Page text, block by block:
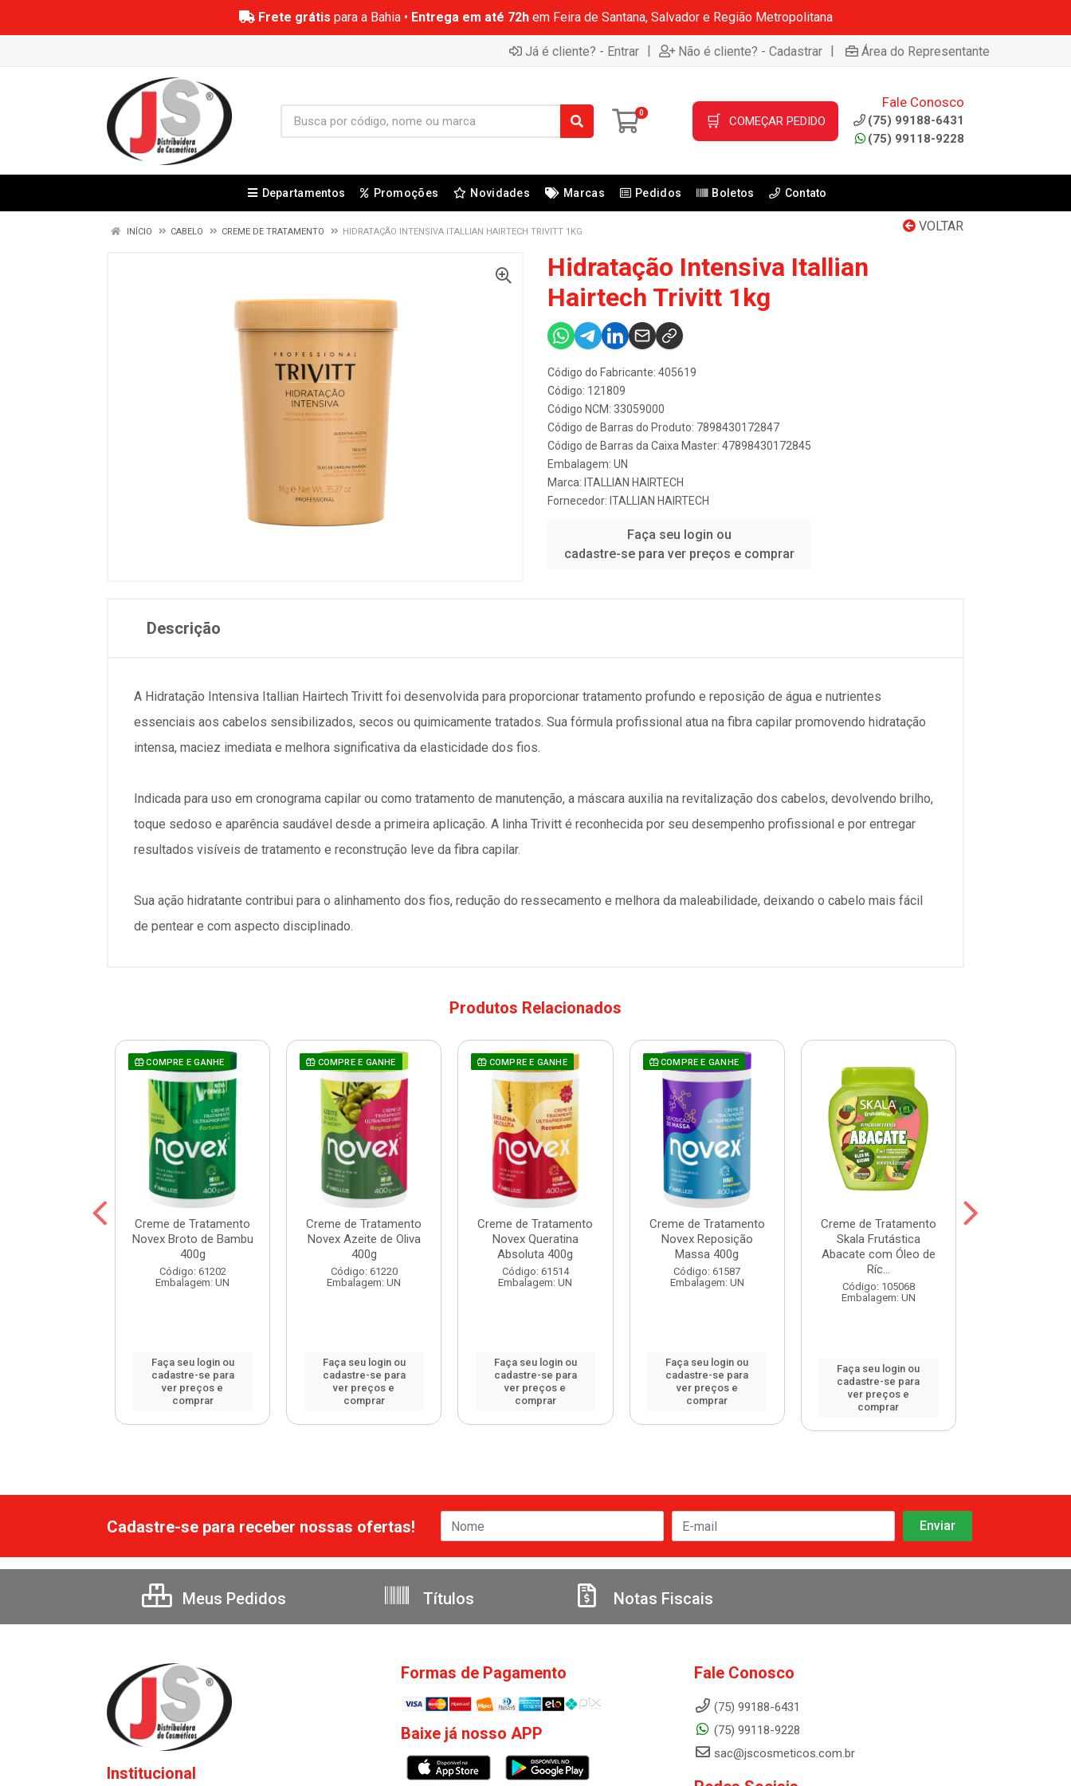
Frete grátis para a Bahia • Entrega em até 72hem Feira de Santana, Salvador e Região Metropolitana
Já é cliente? - Entrar | Não é cliente? - Cadastrar | Área do Representante
0 🛒 COMEÇAR PEDIDO
Fale Conosco
(75) 99188-6431
(75) 99118-9228
Departamentos Promoções Novidades Marcas Pedidos Boletos Contato
VOLTAR
INÍCIO CABELO CREME DE TRATAMENTO HIDRATAÇÃO INTENSIVA ITALLIAN HAIRTECH TRIVITT 1KG
Hidratação Intensiva Itallian
Hairtech Trivitt 1kg
Código do Fabricante: 405619
Código: 121809
Código NCM: 33059000
Código de Barras do Produto: 7898430172847
Código de Barras da Caixa Master: 47898430172845
Embalagem: UN
Marca: ITALLIAN HAIRTECH
Fornecedor: ITALLIAN HAIRTECH
Faça seu login ou
cadastre-se para ver preços e comprar
Descrição
A Hidratação Intensiva Itallian Hairtech Trivitt foi desenvolvida para proporcionar tratamento profundo e reposição de água e nutrientes
essenciais aos cabelos sensibilizados, secos ou quimicamente tratados. Sua fórmula profissional atua na fibra capilar promovendo hidratação
intensa, maciez imediata e melhora significativa da elasticidade dos fios.
Indicada para uso em cronograma capilar ou como tratamento de manutenção, a máscara auxilia na revitalização dos cabelos, devolvendo brilho,
toque sedoso e aparência saudável desde a primeira aplicação. A linha Trivitt é reconhecida por seu desempenho profissional e por entregar
resultados visíveis de tratamento e reconstrução leve da fibra capilar.
Sua ação hidratante contribui para o alinhamento dos fios, redução do ressecamento e melhora da maleabilidade, deixando o cabelo mais fácil
de pentear e com aspecto disciplinado.
Produtos Relacionados
COMPRE E GANHE
Creme de Tratamento
Novex Broto de Bambu
400g
Código: 61202
Embalagem: UN
Faça seu login ou
cadastre-se para
ver preços e
comprar
COMPRE E GANHE
Creme de Tratamento
Novex Azeite de Oliva
400g
Código: 61220
Embalagem: UN
Faça seu login ou
cadastre-se para
ver preços e
comprar
COMPRE E GANHE
Creme de Tratamento
Novex Queratina
Absoluta 400g
Código: 61514
Embalagem: UN
Faça seu login ou
cadastre-se para
ver preços e
comprar
COMPRE E GANHE
Creme de Tratamento
Novex Reposição
Massa 400g
Código: 61587
Embalagem: UN
Faça seu login ou
cadastre-se para
ver preços e
comprar
Creme de Tratamento
Skala Frutástica
Abacate com Óleo de
Ríc...
Código: 105068
Embalagem: UN
Faça seu login ou
cadastre-se para
ver preços e
comprar
Cadastre-se para receber nossas ofertas!
Meus Pedidos Títulos Notas Fiscais
Institucional
Formas de Pagamento
Baixe já nosso APP
Fale Conosco
(75) 99188-6431
(75) 99118-9228
sac@jscosmeticos.com.br